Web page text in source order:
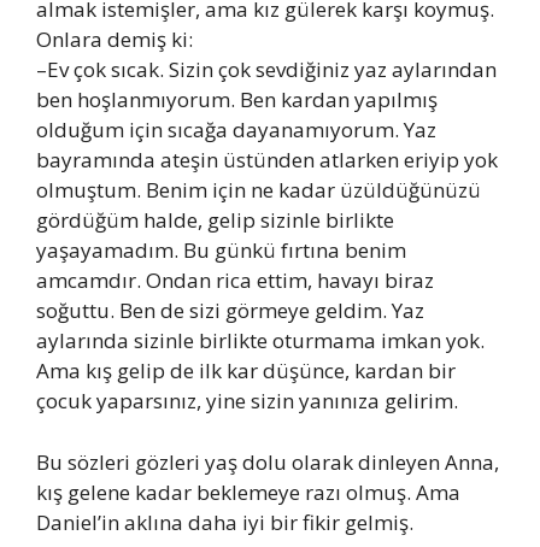
almak istemişler, ama kız gülerek karşı koymuş.
Onlara demiş ki:
–Ev çok sıcak. Sizin çok sevdiğiniz yaz aylarından
ben hoşlanmıyorum. Ben kardan yapılmış
olduğum için sıcağa dayanamıyorum. Yaz
bayramında ateşin üstünden atlarken eriyip yok
olmuştum. Benim için ne kadar üzüldüğünüzü
gördüğüm halde, gelip sizinle birlikte
yaşayamadım. Bu günkü fırtına benim
amcamdır. Ondan rica ettim, havayı biraz
soğuttu. Ben de sizi görmeye geldim. Yaz
aylarında sizinle birlikte oturmama imkan yok.
Ama kış gelip de ilk kar düşünce, kardan bir
çocuk yaparsınız, yine sizin yanınıza gelirim.
Bu sözleri gözleri yaş dolu olarak dinleyen Anna,
kış gelene kadar beklemeye razı olmuş. Ama
Daniel’in aklına daha iyi bir fikir gelmiş.